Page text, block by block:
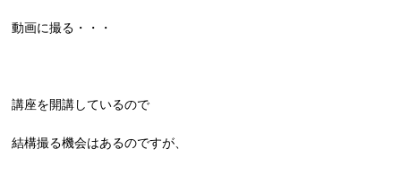
動画に撮る・・・
講座を開講しているので
結構撮る機会はあるのですが、